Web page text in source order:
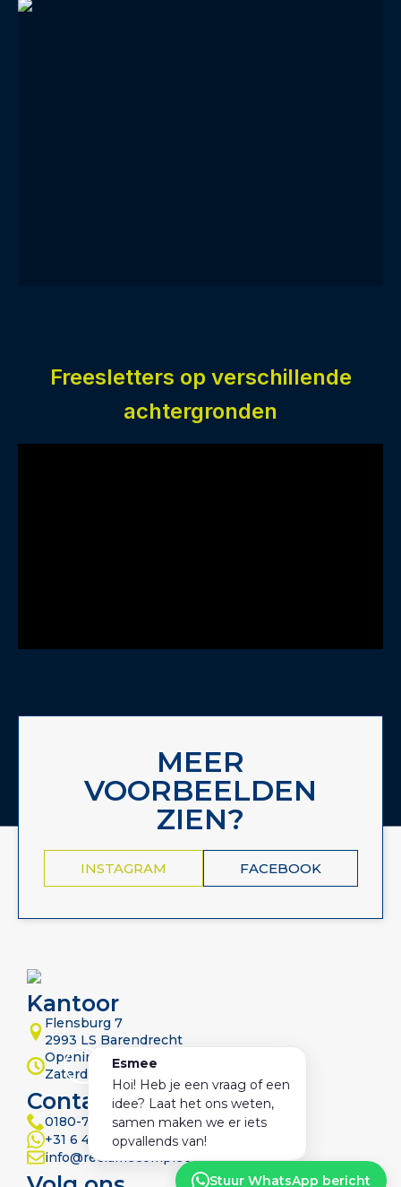
Freesletters op verschillende
achtergronden
MEER
VOORBEELDEN
ZIEN?
INSTAGRAM FACEBOOK
Kantoor
Flensburg 7
2993 LS Barendrecht
Openingstijden 09:00-17:30
Zaterdag op afspraak
Contact
0180-722 382
+31 6 41 571 563
info@reclamecompleet.nl